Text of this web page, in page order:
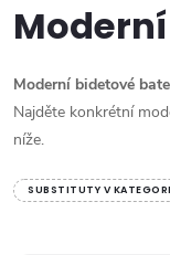
Moderní bidetové
Najděte konkrétní
níže.
SUBSTITUTY V